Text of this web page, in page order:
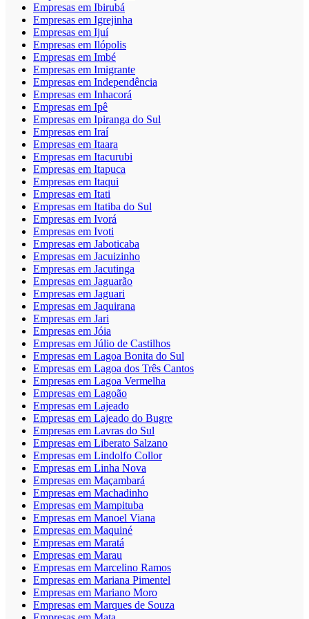
Empresas em Ibirubá
Empresas em Igrejinha
Empresas em Ijuí
Empresas em Ilópolis
Empresas em Imbé
Empresas em Imigrante
Empresas em Independência
Empresas em Inhacorá
Empresas em Ipê
Empresas em Ipiranga do Sul
Empresas em Iraí
Empresas em Itaara
Empresas em Itacurubi
Empresas em Itapuca
Empresas em Itaqui
Empresas em Itati
Empresas em Itatiba do Sul
Empresas em Ivorá
Empresas em Ivoti
Empresas em Jaboticaba
Empresas em Jacuizinho
Empresas em Jacutinga
Empresas em Jaguarão
Empresas em Jaguari
Empresas em Jaquirana
Empresas em Jari
Empresas em Jóia
Empresas em Júlio de Castilhos
Empresas em Lagoa Bonita do Sul
Empresas em Lagoa dos Três Cantos
Empresas em Lagoa Vermelha
Empresas em Lagoão
Empresas em Lajeado
Empresas em Lajeado do Bugre
Empresas em Lavras do Sul
Empresas em Liberato Salzano
Empresas em Lindolfo Collor
Empresas em Linha Nova
Empresas em Maçambará
Empresas em Machadinho
Empresas em Mampituba
Empresas em Manoel Viana
Empresas em Maquiné
Empresas em Maratá
Empresas em Marau
Empresas em Marcelino Ramos
Empresas em Mariana Pimentel
Empresas em Mariano Moro
Empresas em Marques de Souza